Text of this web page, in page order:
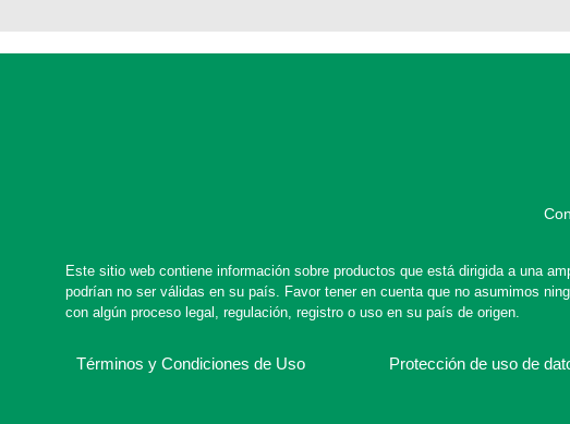
Este sitio web contiene información sobre productos que está dirigida a una
podrían no ser válidas en su país. Favor tener en cuenta que no asumimos
con algún proceso legal, regulación, registro o uso en su país de origen.
Términos y Condiciones de Uso Protección de uso de